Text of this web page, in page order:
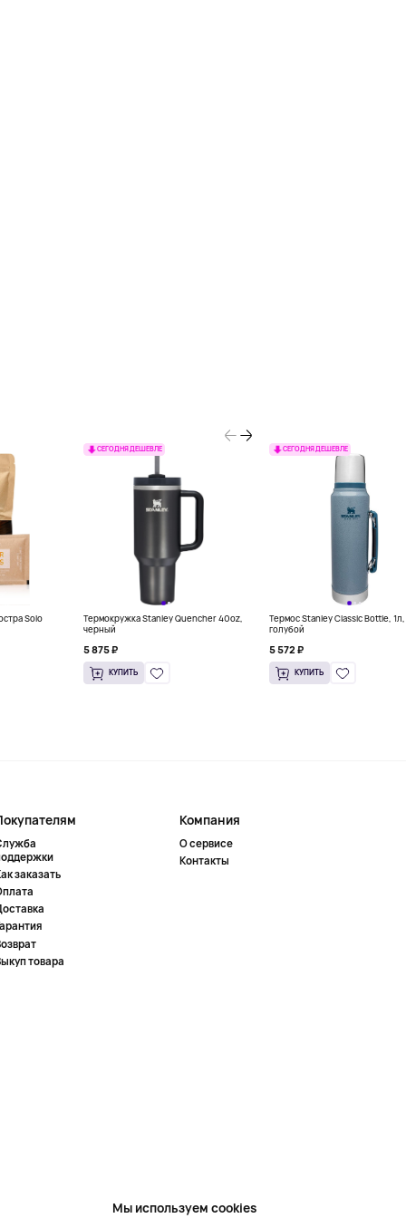
Solo
СЕГОДНЯ ДЕШЕВЛЕ
Термокружка Stanley Quencher 40oz,
черный
5 875 ₽
КУПИТЬ
СЕГОДНЯ ДЕШЕВЛЕ
Термос Stanley Classic Bottle, 1л,
голубой
5 572 ₽
КУПИТЬ
заказать
товара
Компания
О сервисе
Контакты
Мы используем cookies